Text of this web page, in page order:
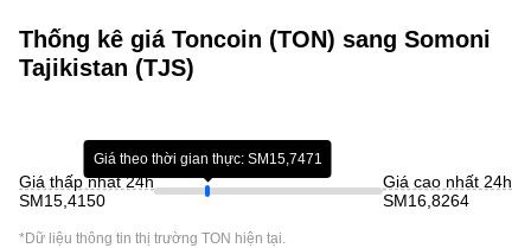
Thống kê giá Toncoin (TON) sang Somoni
Tajikistan (TJS)
Giá thấp nhất 24h
SM15,4150
Giá theo thời gian thực: SM15,7471
Giá cao nhất 24h
SM16,8264
*Dữ liệu thông tin thị trường TON hiện tại.